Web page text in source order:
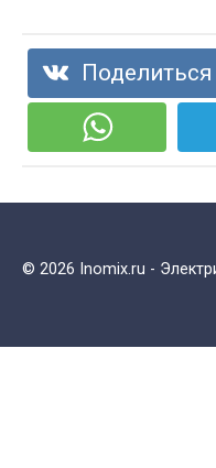
© 2026 Inomix.ru -